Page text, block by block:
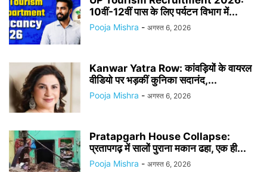
10वीं-12वीं पास के लिए पर्यटन विभाग में...
Pooja Mishra - अगस्त 6, 2026
Kanwar Yatra Row: कांवड़ियों के वायरल
वीडियो पर भड़कीं कुनिका सदानंद,...
Pooja Mishra - अगस्त 6, 2026
Pratapgarh House Collapse:
प्रतापगढ़ में सालों पुराना मकान ढहा, एक ही...
Pooja Mishra - अगस्त 6, 2026